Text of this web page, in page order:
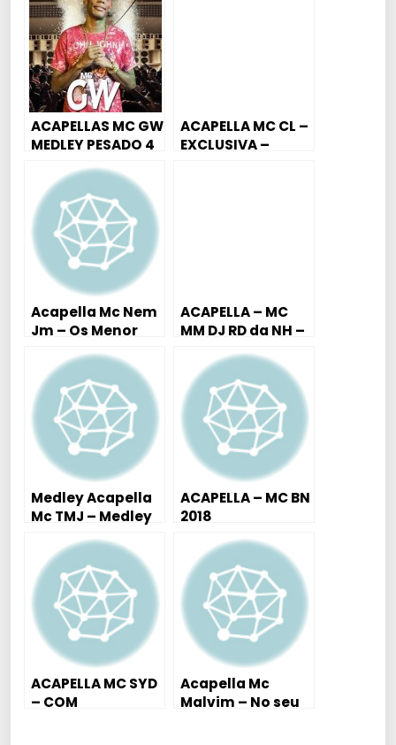
ACAPELLAS MC GW
MEDLEY PESADO 4
ACAPELLA MC CL –
EXCLUSIVA –
Acapella Mc Nem
Jm – Os Menor
Ai Se Gosta Né
ACAPELLA – MC
MM DJ RD da NH –
Medley Acapella
Mc TMJ – Medley
AUTÊNTICO)
ACAPELLA – MC BN
2018
ACAPELLA MC SYD
– COM
Acapella Mc
Malvim – No seu